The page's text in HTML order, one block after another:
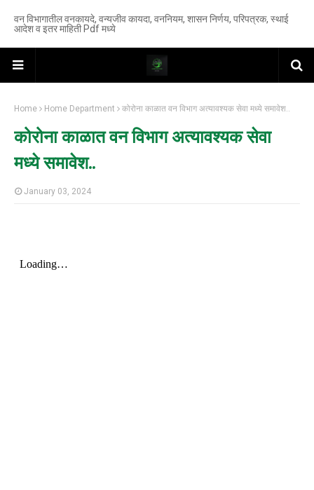
वन विभागातील वनकायदे, वन्यजीव कायदा, वननियम, शासन निर्णय, परिपत्रक, स्थाई
आदेश व इतर माहिती Pdf मध्ये
Home Home Department कोरोना काळात वन विभाग अत्यावश्यक सेवा मध्ये समावेश..
कोरोना काळात वन विभाग अत्यावश्यक सेवा
मध्ये समावेश..
January 03, 2024